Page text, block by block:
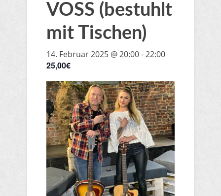
VOSS (bestuhlt
mit Tischen)
14. Februar 2025 @ 20:00-22:00
25,00€